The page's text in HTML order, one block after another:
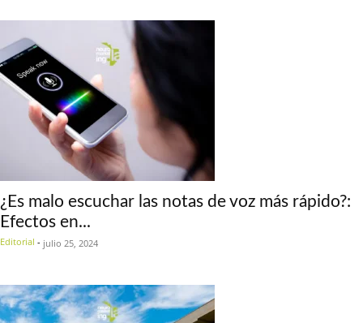
¿Es malo escuchar las notas de voz más rápido?:
Efectos en...
Editorial - julio 25, 2024